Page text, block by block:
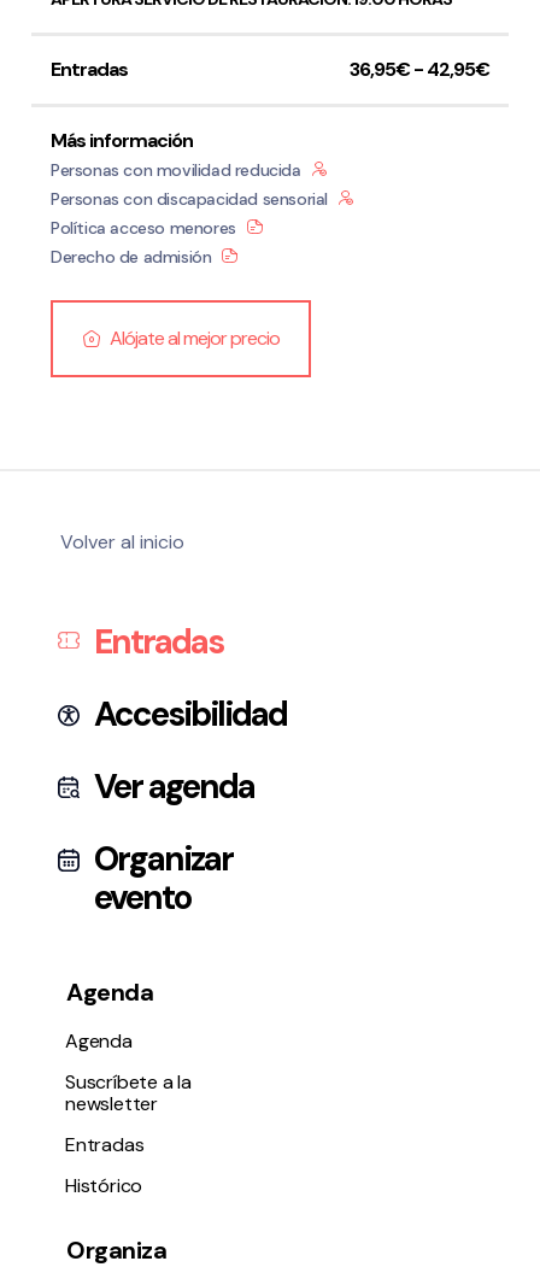
Entradas 36,95€ - 42,95€
Más información
Personas con movilidad reducida
Personas con discapacidad sensorial
Política acceso menores
Derecho de admisión
Alójate al mejor precio
Volver al inicio
Entradas
Accesibilidad
Ver agenda
Organizar
evento
Agenda
Agenda
Suscríbete a la
newsletter
Entradas
Histórico
Organiza